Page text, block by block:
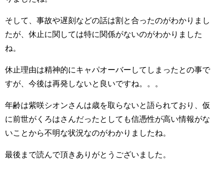
そして、事故や遅刻などの話は割と合ったのがわかりまし
たが、休止に関しては特に関係がないのがわかりました
ね。
休止理由は精神的にキャパオーバーしてしまったとの事で
すが、今後は再発しないと良いですね。。。
年齢は紫咲シオンさんは歳を取らないと語られており、仮
に前世がくろはさんだったとしても信憑性が高い情報がな
いことから不明な状況なのがわかりましたね。
最後まで読んで頂きありがとうございました。